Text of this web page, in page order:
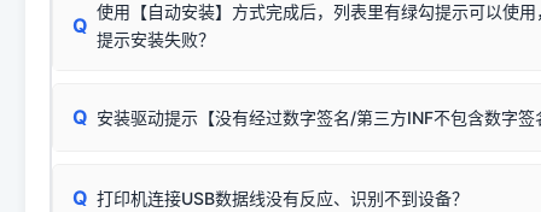
Q
使用【自动安装】方式完成后，列表里有绿勾提示可以使
提示安装失败？
由于本站驱动包集成了32位和64位驱动，自动安装程序在运
✔ 可以使用了 ：代表与您当
Q 安装驱动提示【没有经过数字签名/第三方INF不包含数字
往往会弹出此类提示。
Q 打印机连接USB数据线没有反应、识别不到设备？